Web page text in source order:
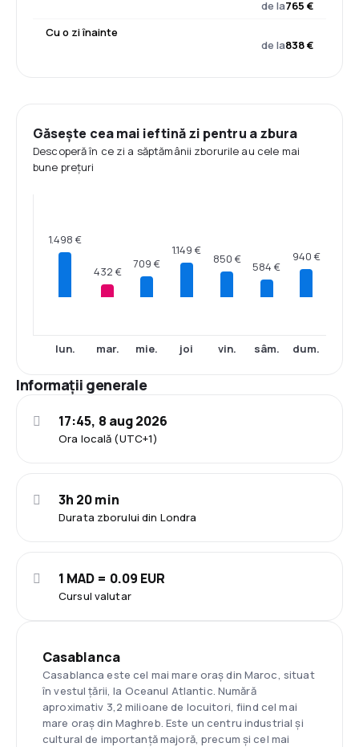
de la765 €
Cu o zi înainte
de la838 €
Găsește cea mai ieftină zi pentru a zbura
Descoperă în ce zi a săptămânii zborurile au cele mai
bune prețuri
1.498 €
lun.
432 €
mar.
709 €
mie.
1.149 €
joi
850 €
vin.
584 €
sâm.
940 €
dum.
Informații generale
Ora locală (UTC+1)
17:45, 8 aug 2026
Durata zborului din Londra
3h 20 min
Cursul valutar
1 MAD = 0.09 EUR
Casablanca
Casablanca este cel mai mare oraș din Maroc, situat
în vestul țării, la Oceanul Atlantic. Numără
aproximativ 3,2 milioane de locuitori, fiind cel mai
mare oraș din Maghreb. Este un centru industrial și
cultural de importanță majoră, precum și cel mai